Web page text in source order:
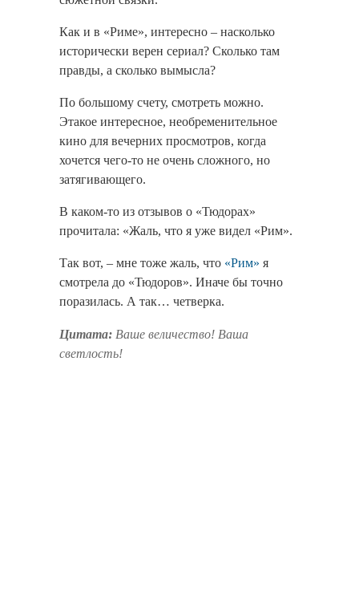
Как и в «Риме», интересно – насколько
исторически верен сериал? Сколько там
правды, а сколько вымысла?
По большому счету, смотреть можно.
Этакое интересное, необременительное
кино для вечерних просмотров, когда
хочется чего-то не очень сложного, но
затягивающего.
В каком-то из отзывов о «Тюдорах»
прочитала: «Жаль, что я уже видел «Рим».
Так вот, – мне тоже жаль, что «Рим» я
смотрела до «Тюдоров». Иначе бы точно
поразилась. А так… четверка.
Цитата: Ваше величество! Ваша
светлость!